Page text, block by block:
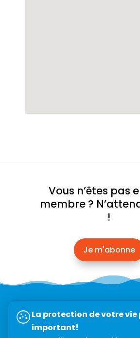
Vous n’êtes pas
membre ?
!
Je m'abonne
Abonnez-vous à
La protection de votre vie
important!